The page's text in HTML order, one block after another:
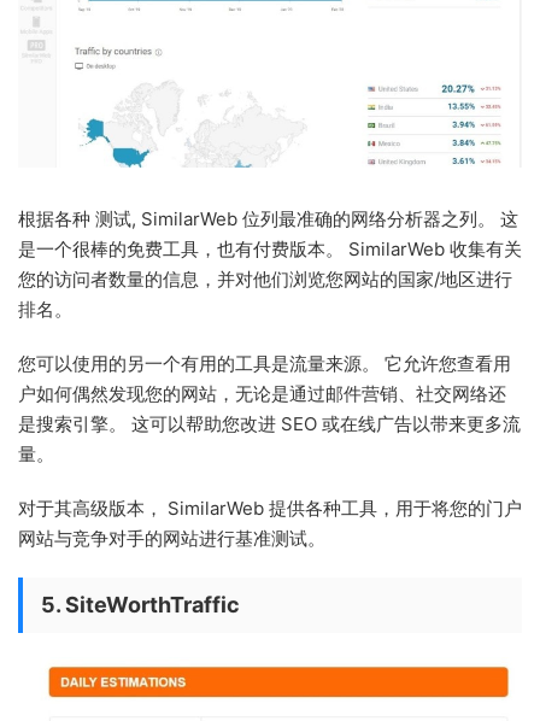
根据各种 测试, SimilarWeb 位列最准确的网络分析器之列。 这
是一个很棒的免费工具，也有付费版本。 SimilarWeb 收集有关
您的访问者数量的信息，并对他们浏览您网站的国家/地区进行
排名。
您可以使用的另一个有用的工具是流量来源。 它允许您查看用
户如何偶然发现您的网站，无论是通过邮件营销、社交网络还
是搜索引擎。 这可以帮助您改进 SEO 或在线广告以带来更多流
量。
对于其高级版本， SimilarWeb 提供各种工具，用于将您的门户
网站与竞争对手的网站进行基准测试。
5. SiteWorthTraffic